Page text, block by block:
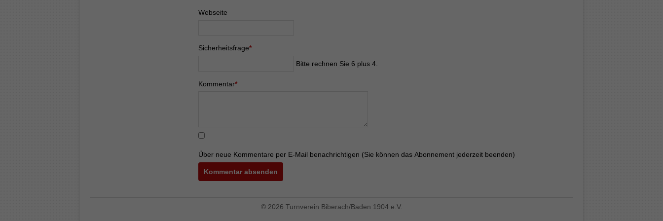
Webseite
Pflichtfeld
Sicherheitsfrage*Bitte
Bitte rechnen Sie 6 plus 4.
Pflichtfeld
Kommentar*
Über neue Kommentare per E-Mail benachrichtigen (Sie können das Abonnement jederzeit beenden)
Kommentar absenden
© 2026 Turnverein Biberach/Baden 1904 e.V.